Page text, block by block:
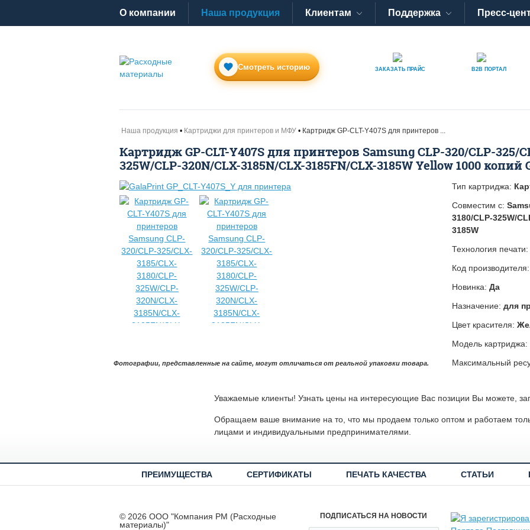
O компании Наша продукция Клиентам Поддержка Пресс-
Смотреть историю ЗАКАЗАТЬ ПРАЙС B2B ПОРТАЛ
Наша продукция Картриджи для принтеров и МФУ Картридж GP-CLT-Y407S для принтеров ...
Картридж GP-CLT-Y407S для принтеров Samsung CLP-320/CLP-325/
325W/CLP-320N/CLX-3185N/CLX-3185FN/CLX-3185W Yellow 1000 копий
Фотографии, представленные на сайте, могут отличаться от реальной упаковки товара.
Тип картриджа:
Совместим с:
3180/CLP-325W/
3185W
Технология печати:
Код
Новинка: Да
Назначение: для
Цвет красителя:
Модель картриджа:
Максимальный
Уважаемые клиенты! Узнать цены на интересующие Вас позиции Вы можете,
Обращаем ваше внимание на то, что мы продаем только оптом и работаем
лицами и индивидуальными предпринимателями.
ПРЕИМУЩЕСТВА СЕРТИФИКАТЫ ПЕЧАТЬ КАЧЕСТВА СТАТЬИ
© 2026 ООО "Компания РМ (Расходные
материалы)"
ПОДПИСАТЬСЯ НА НОВОСТИ